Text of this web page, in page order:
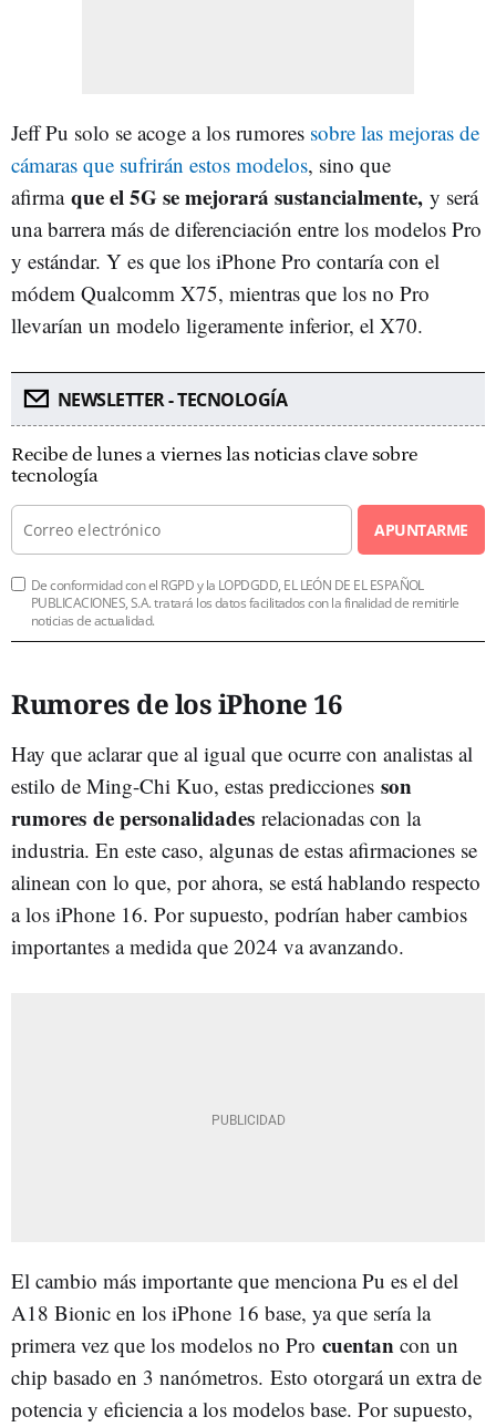
Jeff Pu solo se acoge a los rumores sobre las mejoras de
cámaras que sufrirán estos modelos, sino que
afirma que el 5G se mejorará sustancialmente, y será
una barrera más de diferenciación entre los modelos Pro
y estándar. Y es que los iPhone Pro contaría con el
módem Qualcomm X75, mientras que los no Pro
llevarían un modelo ligeramente inferior, el X70.
NEWSLETTER - TECNOLOGÍA
Recibe de lunes a viernes las noticias clave sobre
tecnología
APUNTARME
De conformidad con el RGPD y la LOPDGDD, EL LEÓN DE EL ESPAÑOL
PUBLICACIONES, S.A. tratará los datos facilitados con la finalidad de remitirle
noticias de actualidad.
Rumores de los iPhone 16
Hay que aclarar que al igual que ocurre con analistas al
estilo de Ming-Chi Kuo, estas predicciones son
rumores de personalidades relacionadas con la
industria. En este caso, algunas de estas afirmaciones se
alinean con lo que, por ahora, se está hablando respecto
a los iPhone 16. Por supuesto, podrían haber cambios
importantes a medida que 2024 va avanzando.
El cambio más importante que menciona Pu es el del
A18 Bionic en los iPhone 16 base, ya que sería la
primera vez que los modelos no Pro cuentan con un
chip basado en 3 nanómetros. Esto otorgará un extra de
potencia y eficiencia a los modelos base. Por supuesto,